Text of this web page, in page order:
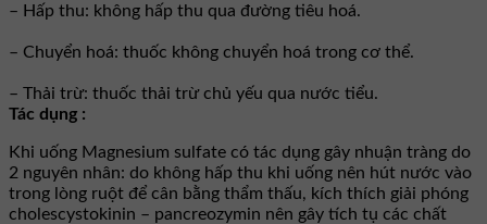
– Hấp thu: không hấp thu qua đường tiêu hoá.
– Chuyển hoá: thuốc không chuyển hoá trong cơ thể.
– Thải trừ: thuốc thải trừ chủ yếu qua nước tiểu.
Tác dụng :
Khi uống Magnesium sulfate có tác dụng gây nhuận tràng do
2 nguyên nhân: do không hấp thu khi uống nên hút nước vào
trong lòng ruột để cân bằng thẩm thấu, kích thích giải phóng
cholescystokinin – pancreozymin nên gây tích tụ các chất